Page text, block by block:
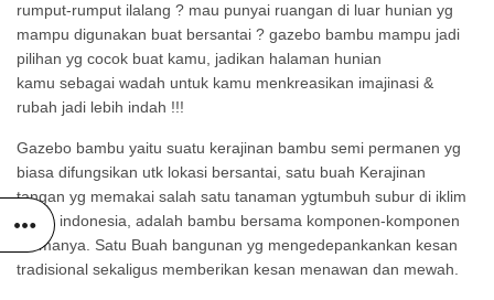
rumput-rumput ilalang ? mau punyai ruangan di luar hunian yg
mampu digunakan buat bersantai ? gazebo bambu mampu jadi
pilihan yg cocok buat kamu , jadikan halaman hunian
kamu sebagai wadah untuk kamu menkreasikan imajinasi &
rubah jadi lebih indah !!!
Gazebo bambu yaitu suatu kerajinan bambu semi permanen yg
biasa difungsikan utk lokasi bersantai, satu buah Kerajinan
tangan yg memakai salah satu tanaman ygtumbuh subur di iklim
tropis indonesia, adalah bambu bersama komponen-komponen
utamanya. Satu Buah bangunan yg mengedepankankan kesan
tradisional sekaligus memberikan kesan menawan dan mewah.